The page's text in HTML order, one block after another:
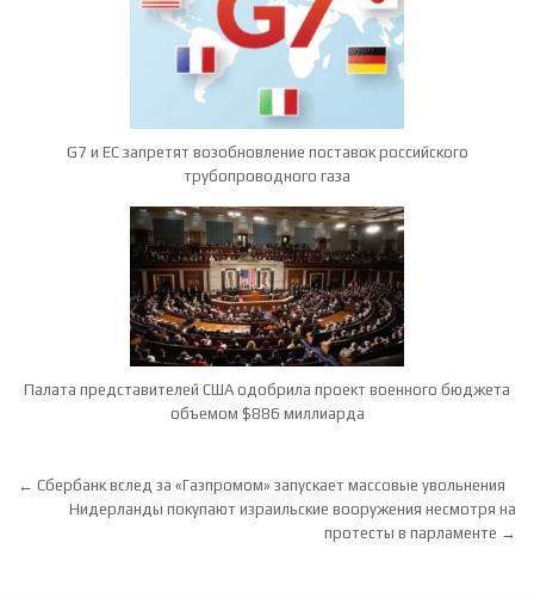
G7 и ЕС запретят возобновление поставок российского
трубопроводного газа
Палата представителей США одобрила проект военного бюджета
объемом $886 миллиарда
Навигация по записям
← Сбербанк вслед за «Газпромом» запускает массовые увольнения
Нидерланды покупают израильские вооружения несмотря на
протесты в парламенте →